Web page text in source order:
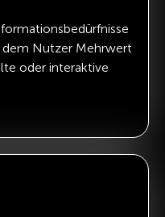
dem Nutzer Mehrwert
oder interaktive